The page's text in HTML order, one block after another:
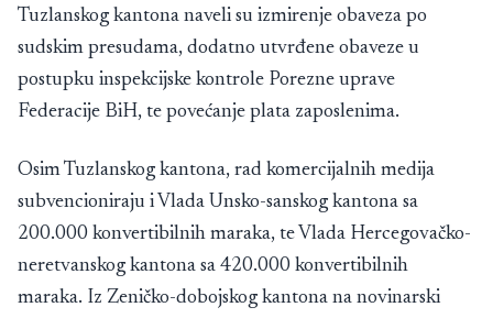
Tuzlanskog kantona naveli su izmirenje obaveza po
sudskim presudama, dodatno utvrđene obaveze u
postupku inspekcijske kontrole Porezne uprave
Federacije BiH, te povećanje plata zaposlenima.
Osim Tuzlanskog kantona, rad komercijalnih medija
subvencioniraju i Vlada Unsko-sanskog kantona sa
200.000 konvertibilnih maraka, te Vlada Hercegovačko-
neretvanskog kantona sa 420.000 konvertibilnih
maraka. Iz Zeničko-dobojskog kantona na novinarski